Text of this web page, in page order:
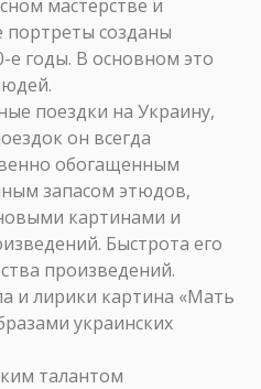
мастерстве и
созданы
е годы. В основном это
поездки на Украину,
он всегда
обогащенным
запасом этюдов,
картинами и
Быстрота его
произведений.
и лирики картина «Мать
украинских
талантом